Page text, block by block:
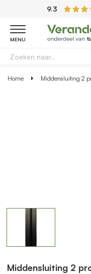
9.3
MENU
Home Middensluiting 2
Middensluiting 2